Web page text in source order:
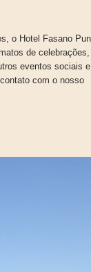
o Hotel Fasano
de celebrações,
eventos sociais e
com o nosso